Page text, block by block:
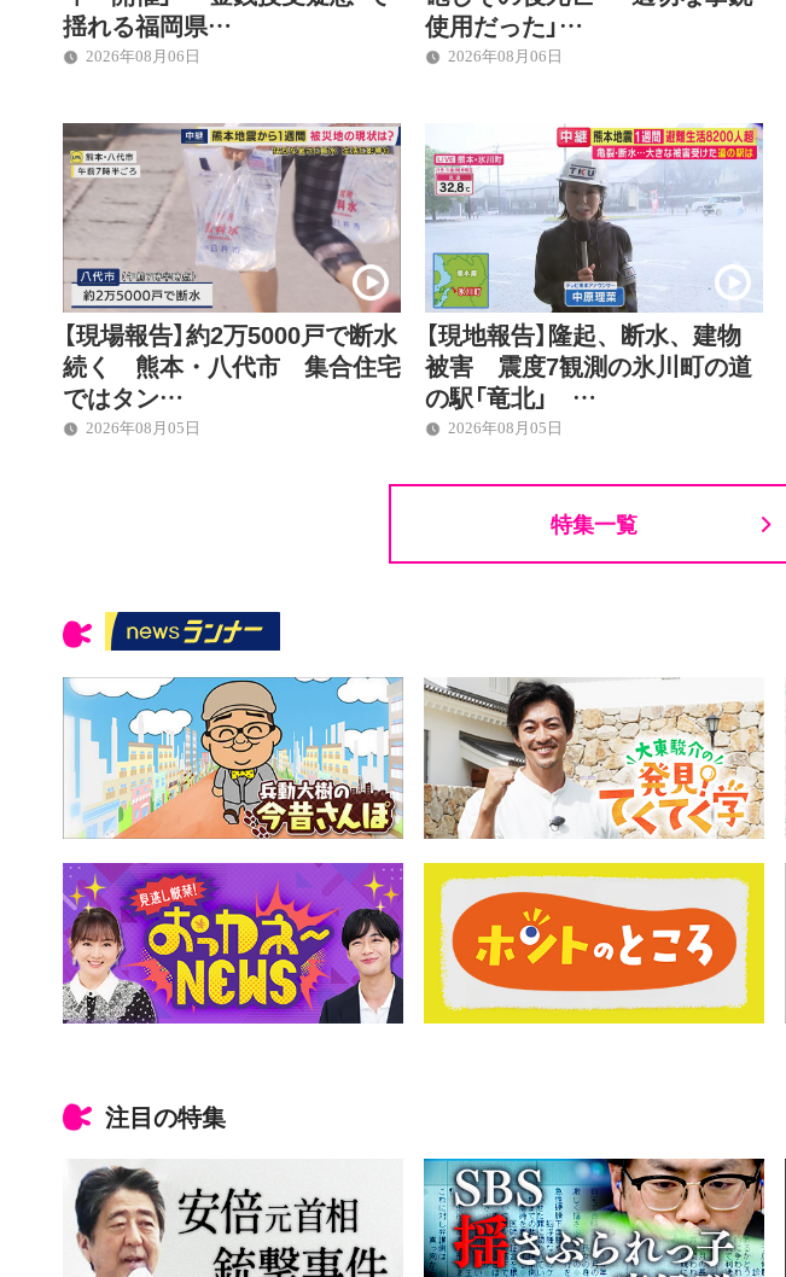
揺れる福岡県…
2026年08月06日
使用だった」…
2026年08月06日
【現場報告】約2万5000戸で断水
続く 熊本・八代市 集合住宅
ではタン…
2026年08月05日
【現地報告】隆起、断水、建物
被害 震度7観測の氷川町の道
の駅「竜北」 …
2026年08月05日
特集一覧
注目の特集